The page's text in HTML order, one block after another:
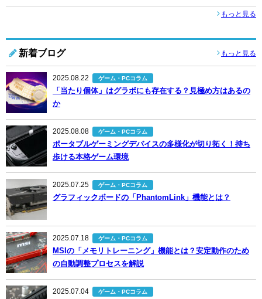
もっと見る
新着ブログ もっと見る
2025.08.22 ゲーム・PCコラム
「当たり個体」はグラボにも存在する？見極め方はあるの
か
2025.08.08 ゲーム・PCコラム
ポータブルゲーミングデバイスの多様化が切り拓く！持ち
歩ける本格ゲーム環境
2025.07.25 ゲーム・PCコラム
グラフィックボードの「PhantomLink」機能とは？
2025.07.18 ゲーム・PCコラム
MSIの「メモリトレーニング」機能とは？安定動作のため
の自動調整プロセスを解説
2025.07.04 ゲーム・PCコラム